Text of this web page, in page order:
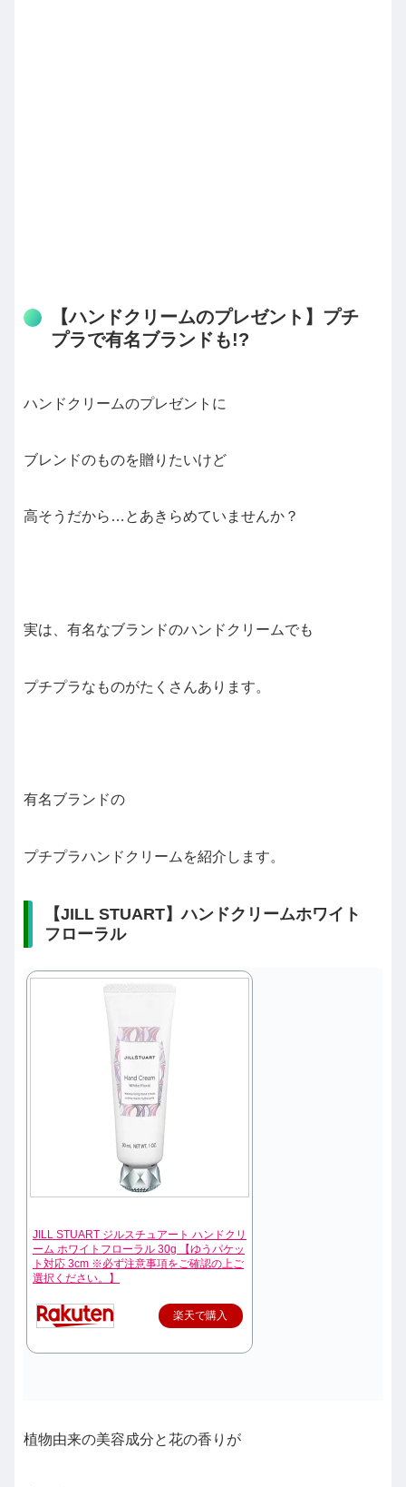
【ハンドクリームのプレゼント】プチ
プラで有名ブランドも!?
ハンドクリームのプレゼントに
ブレンドのものを贈りたいけど
高そうだから…とあきらめていませんか？
実は、有名なブランドのハンドクリームでも
プチプラなものがたくさんあります。
有名ブランドの
プチプラハンドクリームを紹介します。
【JILL STUART】ハンドクリームホワイト
フローラル
JILL STUART ジルスチュアート ハンドクリ
ーム ホワイトフローラル 30g 【ゆうパケッ
ト対応 3cm ※必ず注意事項をご確認の上ご
選択ください。】
楽天で購入
植物由来の美容成分と花の香りが